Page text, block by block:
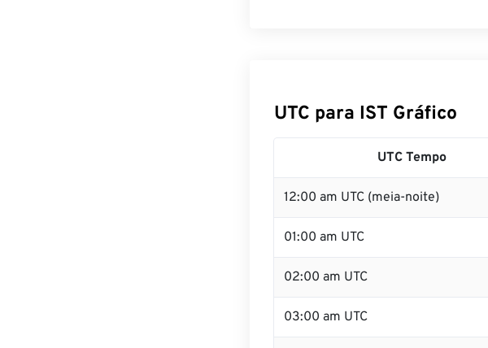
UTC para IST Gráfico
UTC Tempo
12:00 am UTC (meia-noite)
01:00 am UTC
02:00 am UTC
03:00 am UTC